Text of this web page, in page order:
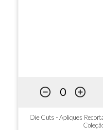
Die Cuts - Apliques